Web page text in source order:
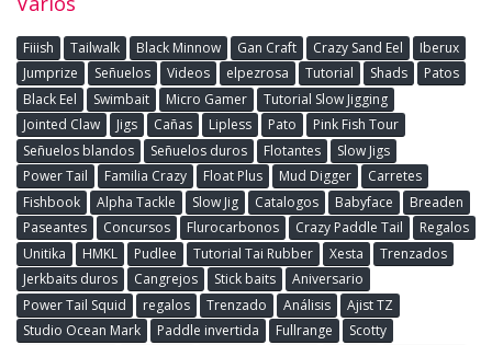
Fiiish Tailwalk Black Minnow Gan Craft Crazy Sand Eel
Iberux
Jumprize
Señuelos Videos elpezrosa Tutorial Shads
Patos
Black Eel
Swimbait Micro Gamer
Tutorial Slow Jigging
Jointed Claw
Jigs Cañas Lipless Pato
Pink Fish Tour
Señuelos blandos
Señuelos duros Flotantes
Slow Jigs
Power Tail
Familia Crazy Float Plus Mud Digger
Carretes
Fishbook
Alpha Tackle Slow Jig Catalogos Babyface
Breaden
Paseantes
Concursos Flurocarbonos Crazy Paddle Tail
Regalos
Unitika
HMKL Pudlee Tutorial Tai Rubber Xesta
Trenzados
Jerkbaits duros
Cangrejos Stick baits
Aniversario
Power Tail Squid
regalos Trenzado Análisis
Ajist TZ
Studio Ocean Mark
Paddle invertida Fullrange
Scotty